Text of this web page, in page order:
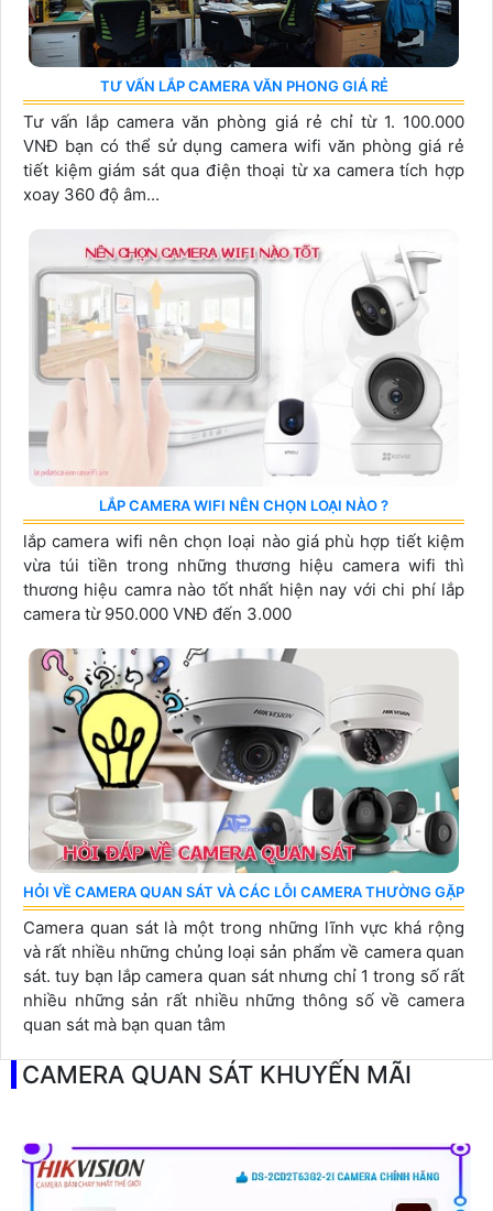
TƯ VẤN LẮP CAMERA VĂN PHONG GIÁ RẺ
Tư vấn lắp camera văn phòng giá rẻ chỉ từ 1. 100.000
VNĐ bạn có thể sử dụng camera wifi văn phòng giá rẻ
tiết kiệm giám sát qua điện thoại từ xa camera tích hợp
xoay 360 độ âm...
LẮP CAMERA WIFI NÊN CHỌN LOẠI NÀO ?
lắp camera wifi nên chọn loại nào giá phù hợp tiết kiệm
vừa túi tiền trong những thương hiệu camera wifi thì
thương hiệu camra nào tốt nhất hiện nay với chi phí lắp
camera từ 950.000 VNĐ đến 3.000
HỎI VỀ CAMERA QUAN SÁT VÀ CÁC LỖI CAMERA THƯỜNG GẶP
Camera quan sát là một trong những lĩnh vực khá rộng
và rất nhiều những chủng loại sản phẩm về camera quan
sát. tuy bạn lắp camera quan sát nhưng chỉ 1 trong số rất
nhiều những sản rất nhiều những thông số về camera
quan sát mà bạn quan tâm
CAMERA QUAN SÁT KHUYẾN MÃI